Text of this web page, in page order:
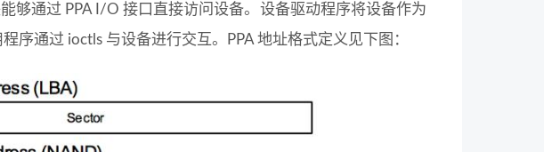
够通过 PPA I/O 接口直接访问设备。设备驱动程序将设备作为
序通过 ioctls 与设备进行交互。PPA 地址格式定义见下图：